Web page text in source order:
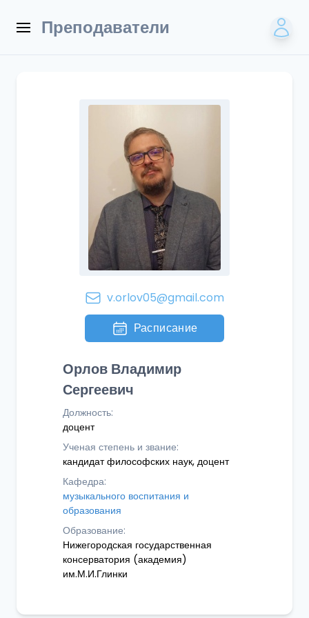
Преподаватели
v.orlov05@gmail.com
Расписание
Орлов Владимир
Сергеевич
Должность:
доцент
Ученая степень и звание:
кандидат философских наук, доцент
Кафедра:
музыкального воспитания и
образования
Образование:
Нижегородская государственная
консерватория (академия)
им.М.И.Глинки